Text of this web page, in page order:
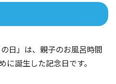
日」は、親子のお風呂時間
誕生した記念日です。